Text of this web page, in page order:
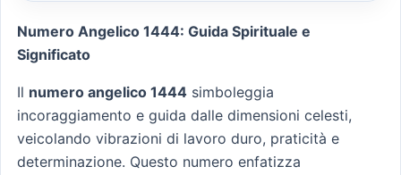
Numero Angelico 1444: Guida Spirituale e
Significato
Il numero angelico 1444 simboleggia
incoraggiamento e guida dalle dimensioni celesti,
veicolando vibrazioni di lavoro duro, praticità e
determinazione. Questo numero enfatizza